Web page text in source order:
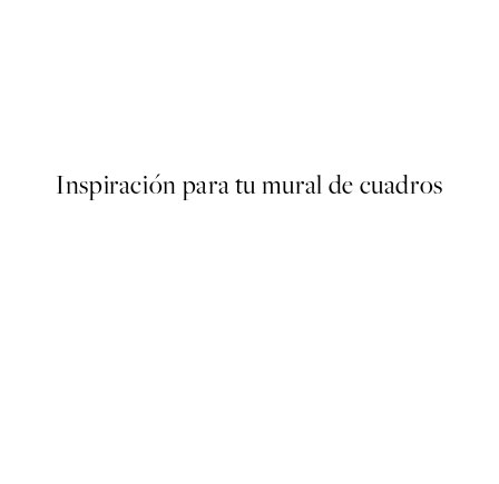
Inspiración para tu mural de cuadros